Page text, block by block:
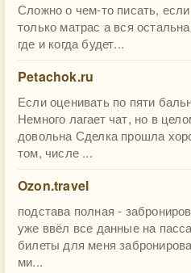
Сложно о чем-то писать,
только матрас а вся
где и когда будет...
Petachok.ru
Если оценивать по пяти
Немного лагает чат, но в
довольна Сделка прошла
том, числе ...
Ozon.travel
подстава полная -
уже ввёл все данные на
билеты для меня
ми...